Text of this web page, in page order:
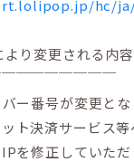
hc/ja/
り変更される内容
￣￣￣￣￣￣￣
ー番号が変更とな
ト決済サービス
を修正していた